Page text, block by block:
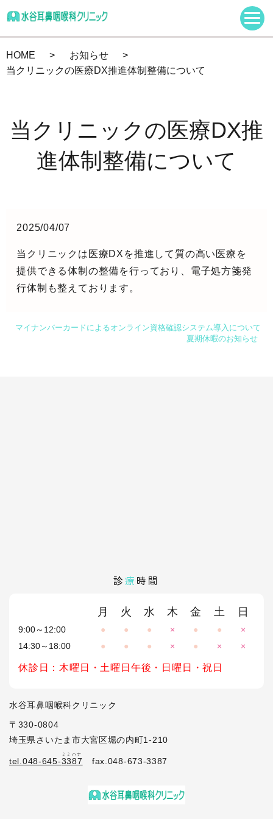
HOME
お知らせ
当クリニックの医療DX推進体制整備について
当クリニックの医療DX推
進体制整備について
2025/04/07
当クリニックは医療DXを推進して質の高い医療を
提供できる体制の整備を行っており、電子処方箋発
行体制も整えております。
マイナンバーカードによるオンライン資格確認システム導入について
夏期休暇のお知らせ
診 療 時間
月 火 水 木 金 土 日
9:00～12:00 ● ● ● × ● ●
×
14:30～18:00
● ● ● × ● × ×
休診日：木曜日・土曜日午後・日曜日・祝日
水谷耳鼻咽喉科クリニック
〒330-0804
埼玉県さいたま市大宮区堀の内町1-210
tel.048-645-3387
ミミハナ
fax.048-673-3387